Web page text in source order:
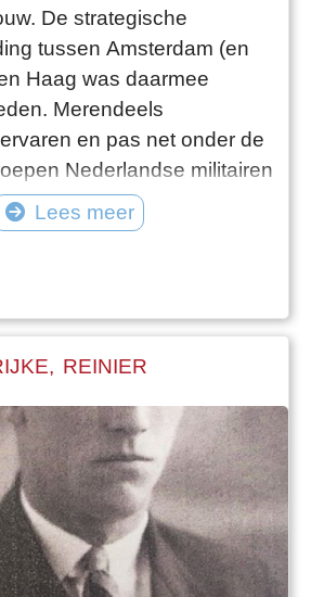
De strategische
tussen Amsterdam (en
Haag was daarmee
Merendeels
en pas net onder de
Nederlandse militairen
aan met de Duitse bezetters.
groot, 51 van hen
oorlogsmonument bij de
Lees meer
REINIER